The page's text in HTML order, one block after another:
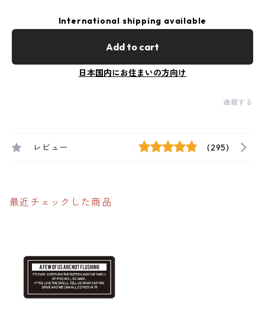
International shipping available
Add to cart
日本国内にお住まいの方向け
通報する
レビュー (295)
最近チェックした商品